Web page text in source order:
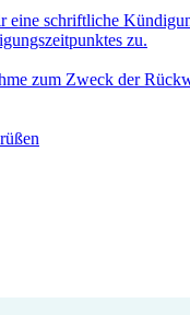
eine schriftliche
zu.
zum Zweck der